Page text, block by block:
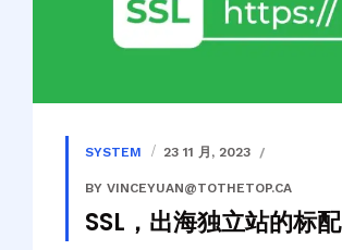
SYSTEM 23 11 月, 2023
BY VINCEYUAN@TOTHETOP.CA
SSL，出海独立站的标配